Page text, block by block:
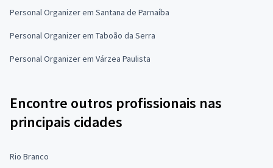
Personal Organizer em Santana de Parnaíba
Personal Organizer em Taboão da Serra
Personal Organizer em Várzea Paulista
Encontre outros profissionais nas
principais cidades
Rio Branco